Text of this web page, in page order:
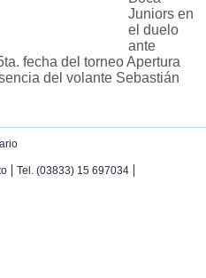
Juniors en
el duelo
ante
fecha del torneo Apertura
del volante Sebastián
| Tel. (03833) 15 697034 |